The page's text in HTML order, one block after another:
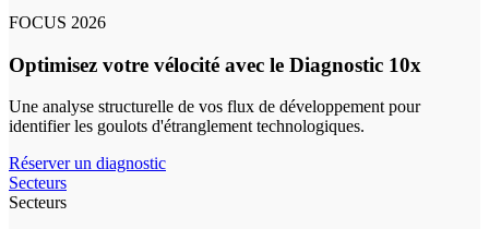
FOCUS 2026
Optimisez votre vélocité avec le Diagnostic 10x
Une analyse structurelle de vos flux de développement pour
identifier les goulots d'étranglement technologiques.
Réserver un diagnostic
Secteurs
Secteurs